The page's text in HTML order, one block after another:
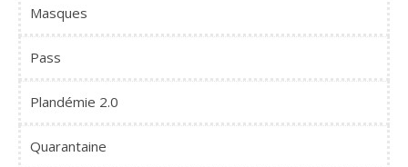
Masques
Pass
Plandémie 2.0
Quarantaine